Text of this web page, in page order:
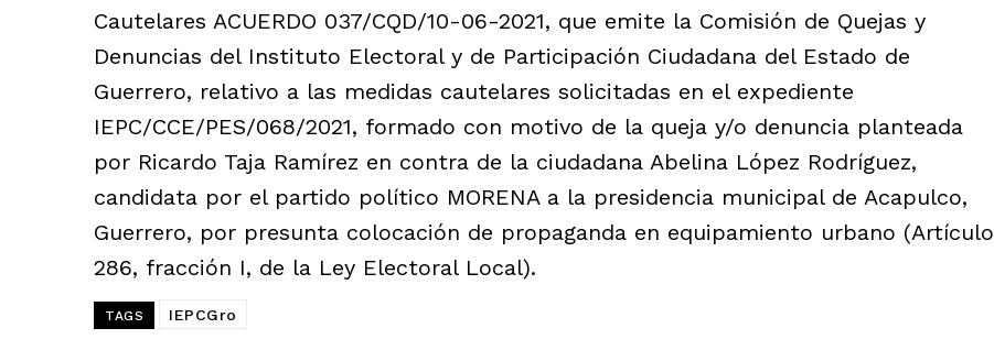
Cautelares ACUERDO 037/CQD/10-06-2021, que emite la Comisión de Quejas y
Denuncias del Instituto Electoral y de Participación Ciudadana del Estado de
Guerrero, relativo a las medidas cautelares solicitadas en el expediente
IEPC/CCE/PES/068/2021, formado con motivo de la queja y/o denuncia planteada
por Ricardo Taja Ramírez en contra de la ciudadana Abelina López Rodríguez,
candidata por el partido político MORENA a la presidencia municipal de Acapulco,
Guerrero, por presunta colocación de propaganda en equipamiento urbano (Artículo
286, fracción I, de la Ley Electoral Local).
TAGS IEPCGro